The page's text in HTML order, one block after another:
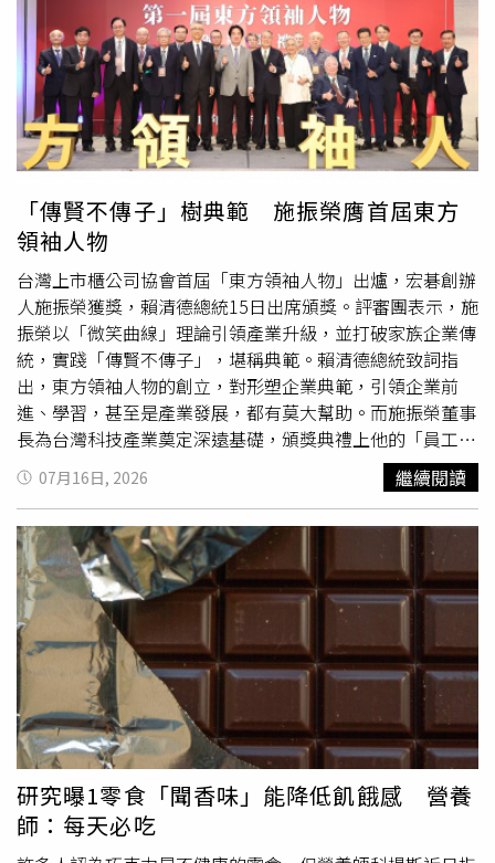
出，不少患者及家屬習慣緊盯肌酸酐或腎功能指數，認為數
值愈高就愈接近洗腎。然而，臨床上若患者的檢驗數值雖
差，卻未出現明顯尿毒症狀，醫師可能先安排透析準備並密
切追蹤；反之，數字尚未達到家屬心中的「標準」，但患者
已吃不下、持續消瘦或呼吸喘，就不能繼續等待。2010年
刊登於《新英格蘭醫學期刊》的IDEAL研究，便針對828名
末期腎臟病患者，比較較早開始透析與延後透析的差異。經
過約3年半追蹤，兩組存活率沒有顯著差別，顯示僅憑腎功
能數值提早洗腎，未必能延長壽
命。值得注意的是，延後透
析組有75.9％的患者，後來因身體症狀出現或惡化，未等到
原先設定的數值便開始洗腎。這項結果反映，檢驗報告只能
提供部分依據，病人的食慾、營養、呼吸、皮膚狀況及日常
活動能力，同樣是決定治療時機的重要線索。林軒任提醒，
家中若有慢性腎臟病長輩，不能只問對方「有沒有不舒
服」，因為不少人擔心麻煩家人，習慣忍耐或淡化症狀。家
屬可改從3項日常變化觀察病情。首先應確認實際飯量，而
非只聽長輩說自己吃得下。若食量持續減少，或一聞到食物
便反胃，可能是較早出現的尿毒症表現。其次，若天氣炎熱
仍長時間穿著長袖，應注意是否為了遮掩搔癢留下的抓痕。
最後，若沒有刻意減重，3個月內體重下降超過3公斤，便應
儘速掛腎臟科評估。這名婦人接受血液透析約3個月後，原
本的噁心與食慾不振逐漸改善，體力也開始恢復。她再次回
到熟悉的滷肉鍋前，並親自完成起鍋前的最後試味。兒子發
現母親終於重新掌握原有的鹹淡，認為這項生活上的變化，
比單看檢查數字更能感受到她的身體正在好轉。林軒任強
調，洗腎並非愈早開始愈好，也不是非得撐到某個數字才能
接受治療。患者是否已因尿毒症而吃不下、變瘦、搔癢、呼
吸喘或失去原本的生活能力，才是醫師與家屬不能忽略的判
斷依據。師提醒，洗腎時機不能只看肌酸酐數字，還須綜合
尿毒症狀與生活能力判斷（圖／翻攝自臉書，引人入腎・林
軒任醫師）
熬煮約1個半小時。由於臭屁醋加熱後散發出的氣味十分強
烈，酸味、悶臭味與類似食物腐敗的氣息交織在一起，味道
沿著公共樓道擴散。住在附近的鄰居從下午開始持續聞到異
味，起初還以為只是食物壞掉，但隨著氣味愈來愈濃，開始
懷疑大樓內可能有人發生意外。鄰居愈想愈害怕，最後認定
這股味道可能是遺體腐敗後散發出的屍臭，因此急忙打電話
報警，向警方表示樓道內出現濃烈異味，懷疑有人在住處內
遇難，希望員警立刻前往查看。警方接獲通報後迅速到場，
逐一確認異味來源。經過一番調查，員警最後將氣味鎖定在
陳女住處，進一步查看才發現，屋內並沒有任何事故，真正
的「罪魁禍首」是廚房內正在不斷冒泡的臭屁醋豬腳湯，整
起事件純屬虛驚一場。陳女事後無奈表示，臭味確實是她家
中的臭屁醋造成。她介紹，臭屁醋又被稱為「長壽醋」或
「月子醋」，雖然聞起來帶有濃烈酸臭味，但入口後風味特
殊，不少在地民眾認為愈吃愈香，是廣東部分地區流傳已久
的家鄉料理。根據公開資料，臭屁醋是廣東珠三角地區的傳
統發酵食品，已有超過2000年的飲食歷史。它因發酵完成
後會散發類似臭屁的特殊氣味而得名，也因常被用於燉煮滋
補料理，因此另有「
醋」及「月子醋」等稱呼。臭屁醋
的製作原料相對單純，通常先將大米或糯米炒至金黃色，再
放入陶甕內加入清水，密封後自然發酵約3個月，部分製作
方式甚至會封存約100天。待陶甕開封後，便會立即散發濃
烈酸臭氣味。民間相傳，臭屁醋起源於元朝末年，一名叫做
麥福的孝子為照顧臥病母親，意外製作出這種發酵食品，之
後逐漸在珠三角地區流傳。如今臭屁醋也已被大陸部分地區
列入地方非物質文化遺產名錄。食用臭屁醋時，當地居民通
常會加入豬腳、雞肉、黃豆、梅干菜等食材一同燉煮。其中
臭屁醋豬腳湯是較常見的料理，也常出現在婦女坐月子期間
的飲食中。由於它的味道極具衝擊力，還被部分民眾形容為
「液體榴槤」，屬於聞起來難以接受、入口後卻別有風味的
地方美食。事件曝光後引發大批網友討論。有人形容臭屁醋
的氣味像穿了多日的臭鞋，也有人分享第一次聞到時，曾誤
「傳賢不傳子」樹典範 施振榮膺首屆東方
領袖人物
台灣上市櫃公司協會首屆「東方領袖人物」出爐，宏碁創辦
人施振榮獲獎，賴清德總統15日出席頒獎。評審團表示，施
振榮以「微笑曲線」理論引領產業升級，並打破家族企業傳
統，實踐「傳賢不傳子」，堪稱典範。賴清德總統致詞指
出，東方領袖人物的創立，對形塑企業典範，引領企業前
進、學習，甚至是產業發展，都有莫大幫助。而施振榮董事
長為台灣科技產業奠定深遠基礎，頒獎典禮上他的「員工」
齊聚一堂，包括現任宏碁集團董事長陳俊聖、緯創資通董事
長林憲銘、和碩聯合科技董事長童子賢等，甚至是桃園市長
一上台笑說，獲得此次肯定，「責任更大了，還好身體還可
以，能繼續打拚！」他更透露，人生很多意外，第一次大專
聯考時數學只考9分，考進成大數學系，媽媽希望他重考，
隔年考上第一屆交大電子工程系，但「如果我英文比較好，
就會去念台大物理系，台灣電子工業可能就不太一樣了！」
他回顧創業歷程，包括開發出台灣第一台電算器、一系列掌
上型電算器等，再到石油危機後出來創業，成立了宏碁集
團；因看好微處理機（microprocessor）將帶動第二次工
業革命，宏碁以「微處理機的園丁」自許，盼把握機會而不
是成為歷史罪人，同時，也還原1992年提出微笑曲線的時
代背景。施振榮也回憶，當年他塑造非主流的組織文化「人
性本善」，當年是出國要公務員蓋章的年代，很多人警告他
07月16日, 2026 繼續閱讀
研究曝1零食「聞香味」能降低飢餓感 營養
師：每天必吃